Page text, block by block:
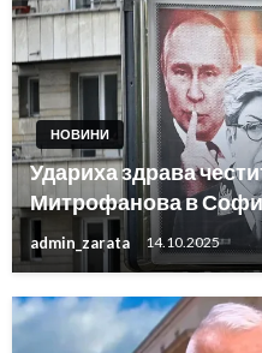
НОВИНИ
Удариха здрава
Митрофанова в
admin_zarata 14.10.2025